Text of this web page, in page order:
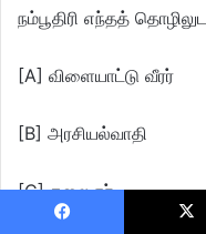
நம்பூதிரி எந்தத்
[A] விளையாட்டு வீரர்
[B] அரசியல்வாதி
[C] கலைஞர்